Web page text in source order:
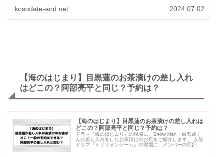
kosodate-and.net 2024.07.02
【海のはじまり】目黒蓮のお茶漬けの差し入れ
はどこの？阿部亮平と同じ？予約は？
【海のはじまり】目黒蓮のお茶漬けの差し入れは
どこの？阿部亮平と同じ？予約は？
ドラマ『海のはじまり』の現場に、Snow Man・目黒蓮く
んが差し入れをしたお茶漬けのお店をご紹介します。 以前
ドラマ『トリリオンゲーム』の現場に、メンバーの阿部亮